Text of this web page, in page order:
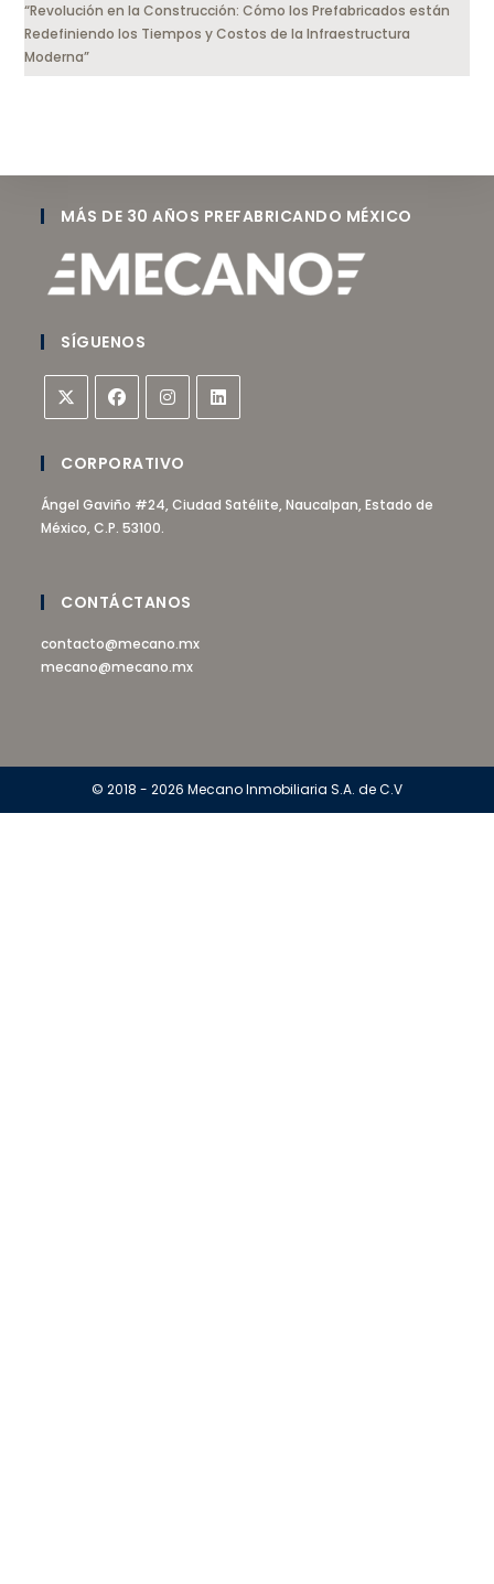
“Revolución en la Construcción: Cómo los Prefabricados están
Redefiniendo los Tiempos y Costos de la Infraestructura
Moderna”
MÁS DE 30 AÑOS PREFABRICANDO MÉXICO
SÍGUENOS
CORPORATIVO
Ángel Gaviño #24, Ciudad Satélite, Naucalpan, Estado de
México, C.P. 53100.
CONTÁCTANOS
contacto@mecano.mx
mecano@mecano.mx
© 2018 - 2026 Mecano Inmobiliaria S.A. de C.V